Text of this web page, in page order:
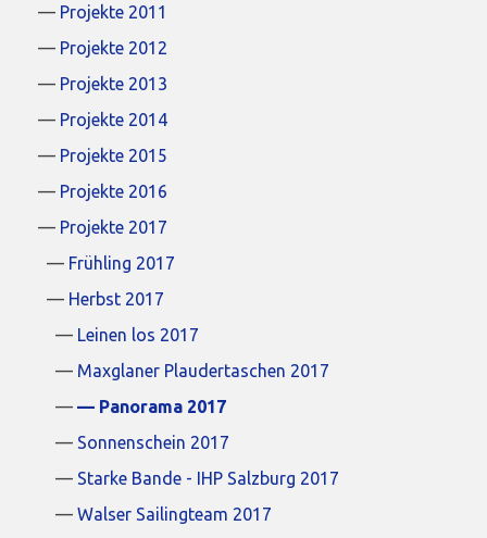
Projekte 2011
Projekte 2012
Projekte 2013
Projekte 2014
Projekte 2015
Projekte 2016
Projekte 2017
Frühling 2017
Herbst 2017
Leinen los 2017
Maxglaner Plaudertaschen 2017
Panorama 2017
Sonnenschein 2017
Starke Bande - IHP Salzburg 2017
Walser Sailingteam 2017